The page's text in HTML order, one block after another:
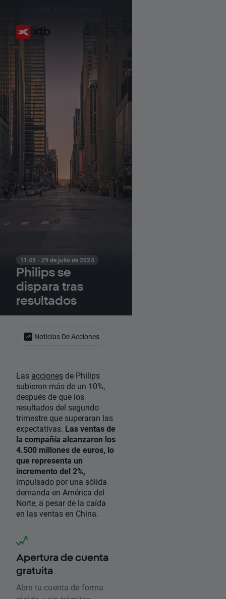
11:49 · 29 de julio de 2024
Philips se
dispara tras
resultados
Las acciones de Philips
subieron más de un 10%,
después de que los
resultados del segundo
trimestre que superaran las
expectativas. Las ventas de
la compañía alcanzaron los
4.500 millones de euros, lo
que representa un
incremento del 2%,
impulsado por una sólida
demanda en América del
Norte, a pesar de la caída
en las ventas en China.
Apertura de cuenta
gratuita
Abre tu cuenta de forma
Noticias De Acciones